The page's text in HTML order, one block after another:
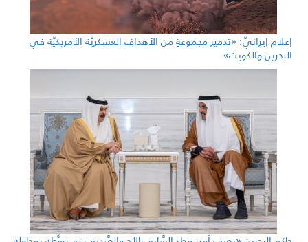
إعلام إيرانيّ: «تدمير مجموعةٍ من الأهداف العسكريّة الأمريكيّة في
البحرين والكويت»